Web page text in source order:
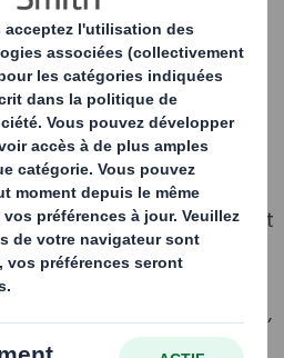
en France, les entreprises
tonnes de déchets. Cela
des déchets. Des
en matière de
déchets des entreprises sont
recyclage (60 à 70 %).
mais aussi économique. Il
des ressources naturelles,
de l’entreprise et de réaliser